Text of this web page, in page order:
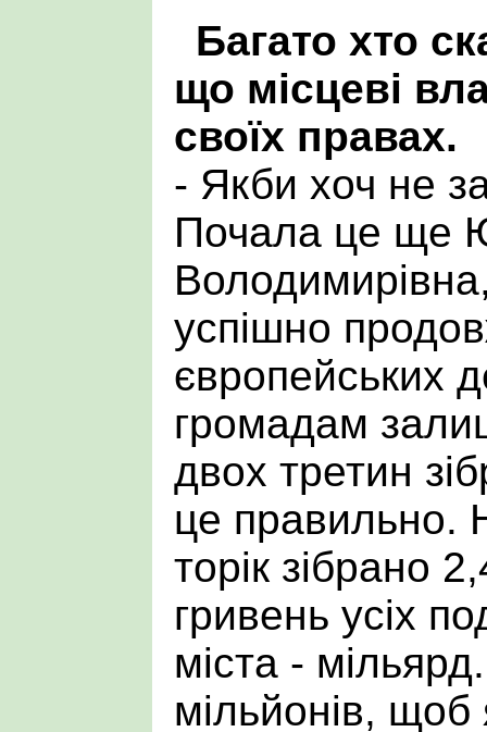
Багато хто
що місцеві
своїх правах.
- Якби хоч не
Почала це ще
успішно
європейських
громадам
двох третин
це правильно.
торік зібрано
гривень усіх
міста -
мільйонів,